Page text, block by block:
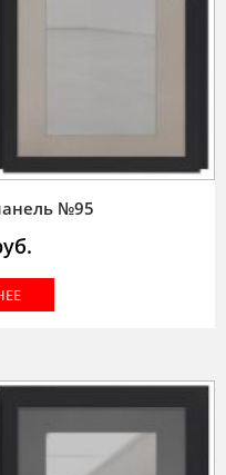
№95